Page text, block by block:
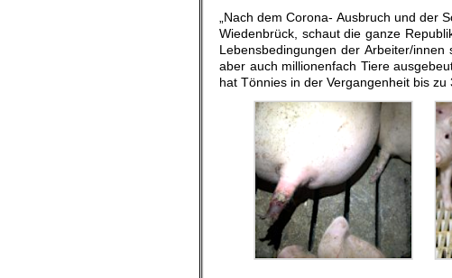
„Nach dem Corona- Ausbruch und der
Wiedenbrück, schaut die ganze
Lebensbedingungen der Arbeiter/
aber auch millionenfach Tiere
hat Tönnies in der Vergangenheit bis